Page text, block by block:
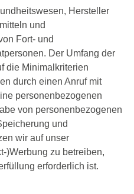
Hersteller
und
Fort- und
Der Umfang der
die Minimalkriterien
durch einen Anruf mit
personenbezogenen
von personenbezogenen
und
wir auf unser
)Werbung zu betreiben,
erforderlich ist.